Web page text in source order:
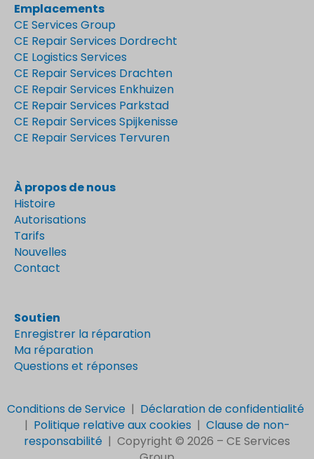
Emplacements
CE Services Group
CE Repair Services Dordrecht
CE Logistics Services
CE Repair Services Drachten
CE Repair Services Enkhuizen
CE Repair Services Parkstad
CE Repair Services Spijkenisse
CE Repair Services Tervuren
À propos de nous
Histoire
Autorisations
Tarifs
Nouvelles
Contact
Soutien
Enregistrer la réparation
Ma réparation
Questions et réponses
Conditions de Service | Déclaration de confidentialité
| Politique relative aux cookies | Clause de non-
responsabilité | Copyright © 2026 – CE Services